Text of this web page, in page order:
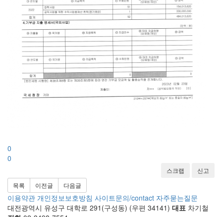
0
0
스크랩
신고
목록
이전글 다음글
이용약관 개인정보보호방침 사이트문의/contact 자주묻는질문
대전광역시 유성구 대학로 291(구성동) (우편 34141) 대표 차기철